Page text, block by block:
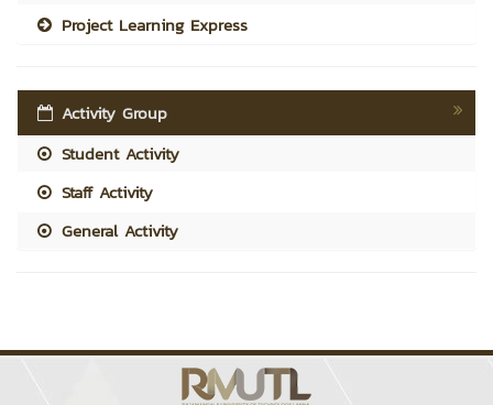
Project Learning Express
Activity Group
Student Activity
Staff Activity
General Activity